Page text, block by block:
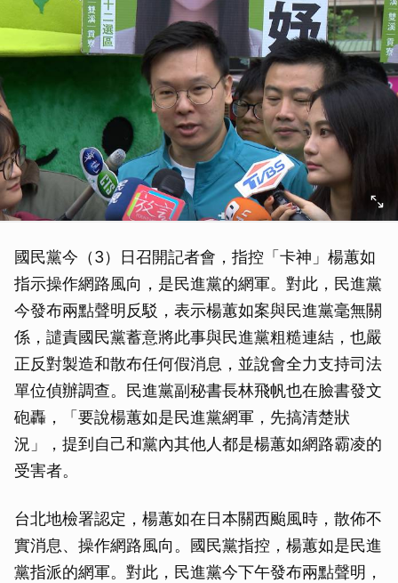
國民黨今（3）日召開記者會，指控「卡神」楊蕙如
指示操作網路風向，是民進黨的網軍。對此，民進黨
今發布兩點聲明反駁，表示楊蕙如案與民進黨毫無關
係，譴責國民黨蓄意將此事與民進黨粗糙連結，也嚴
正反對製造和散布任何假消息，並說會全力支持司法
單位偵辦調查。民進黨副秘書長林飛帆也在臉書發文
砲轟，「要說楊蕙如是民進黨網軍，先搞清楚狀
況」，提到自己和黨內其他人都是楊蕙如網路霸凌的
受害者。
台北地檢署認定，楊蕙如在日本關西颱風時，散佈不
實消息、操作網路風向。國民黨指控，楊蕙如是民進
黨指派的網軍。對此，民進黨今下午發布兩點聲明，